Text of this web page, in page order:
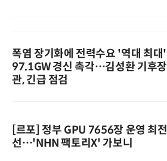
폭염 장기화에 전력수요 '역대 최대'
97.1GW 경신 촉각…김성환 기후장
관, 긴급 점검
[르포] 정부 GPU 7656장 운영 최전
선…'NHN 팩토리X' 가보니